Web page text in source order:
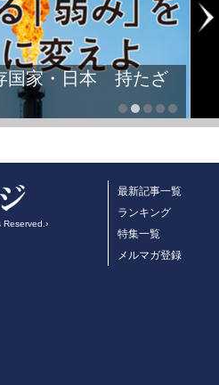
国家・日本 持たざ
最新記事一覧
ランキング
特集一覧
メルマガ登録